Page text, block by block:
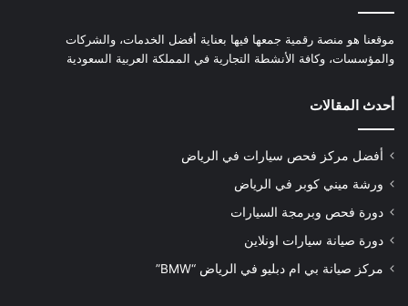
موقعنا هو منصة رقمية جمعها فيها بعناية أفضل الخدمات، والشركات
والمؤسسات، وكافة الأنشطة التجارية في المملكة العربية السعودية
أحدث المقالات
أفضل مركز فحص سيارات في الرياض
ورشة ميني كوبر في الرياض
دورة فحص وبرمجة السيارات
دورة صيانة سيارات اونلاين
مركز صيانة بي ام دبليو في الرياض “BMW”